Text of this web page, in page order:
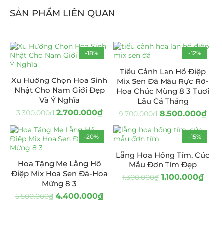
SẢN PHẨM LIÊN QUAN
-18%
Xu Hướng Chọn Hoa Sinh
Nhật Cho Nam Giới Đẹp
Và Ý Nghĩa
3.300.000₫ 2.700.000₫
-12%
HOT
Tiểu Cảnh Lan Hồ Điệp
Mix Sen Đá Màu Rực Rỡ-
Hoa Chúc Mừng 8 3 Tươi
Lâu Cả Tháng
9.700.000₫ 8.500.000₫
-20%
Hoa Tặng Mẹ Lẵng Hồ
Điệp Mix Hoa Sen Đá-Hoa
Mừng 8 3
5.500.000₫ 4.400.000₫
-15%
HOT
Lẵng Hoa Hồng Tím, Cúc
Mẫu Đơn Tím Đẹp
1.300.000₫ 1.100.000₫